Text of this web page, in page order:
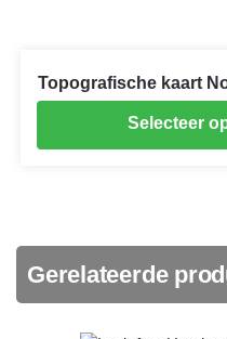
Topografische kaart
Selecteer
Gerelateerde